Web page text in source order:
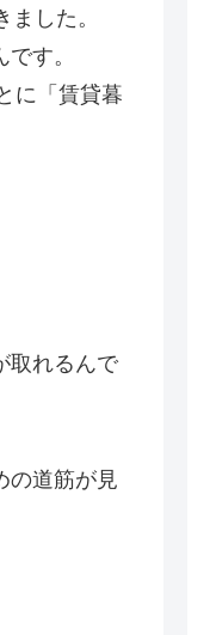
した。
す。
に「賃貸暮
取れるんで
の道筋が見